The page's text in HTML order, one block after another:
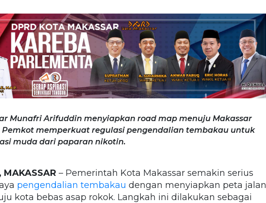
Munafri Arifuddin menyiapkan road map menuju Makassar
Pemkot memperkuat regulasi pengendalian tembakau untuk
muda dari paparan nikotin.
– Pemerintah Kota Makassar semakin serius
pengendalian tembakau dengan menyiapkan peta jalan
kota bebas asap rokok. Langkah ini dilakukan sebagai